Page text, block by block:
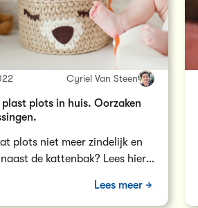
Cyriel Van Steen
plast plots in huis. Oorzaken
plots niet meer zindelijk en
de kattenbak? Lees hier
wat je eraan kan doen!
Lees meer